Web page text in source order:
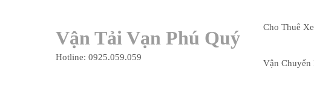
Vận Tải Vạn Phú Quý
Hotline: 0925.059.059
Cho Thuê
Vận